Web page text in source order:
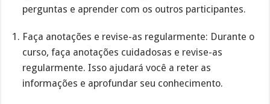
perguntas e aprender com os outros participantes.
Faça anotações e revise-as regularmente: Durante o
curso, faça anotações cuidadosas e revise-as
regularmente. Isso ajudará você a reter as
informações e aprofundar seu conhecimento.